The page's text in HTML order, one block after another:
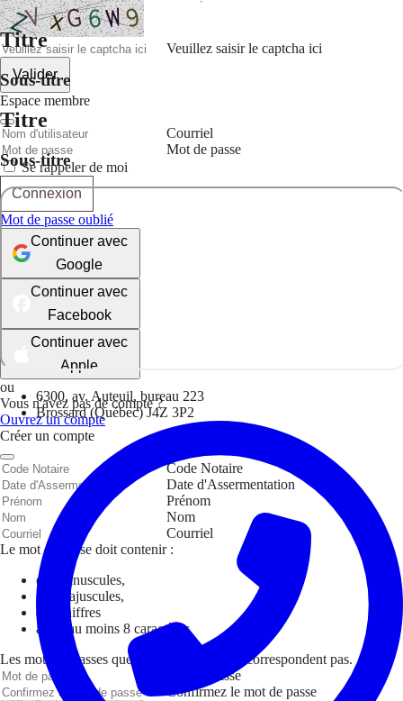
Titre
Sous-titre
Titre
Sous-titre
6300, av. Auteuil, bureau 223
Brossard (Québec) J4Z 3P2
Veuillez saisir le captcha ici
Valider
Espace membre
Courriel
Mot de passe
Se rappeler de moi
Connexion
Mot de passe oublié
Continuer avec
Google
Continuer avec
Facebook
Continuer avec
Apple
ou
Vous n'avez pas de compte ?
Ouvrez un compte
Créer un compte
Code Notaire
Date d'Assermentation
Prénom
Nom
Courriel
Le mot de passe doit contenir :
des minuscules,
des majuscules,
des chiffres
avoir au moins 8 caractères
Les mots de passes que vous avez saisis ne correspondent pas.
Mot de passe
Confirmez le mot de passe